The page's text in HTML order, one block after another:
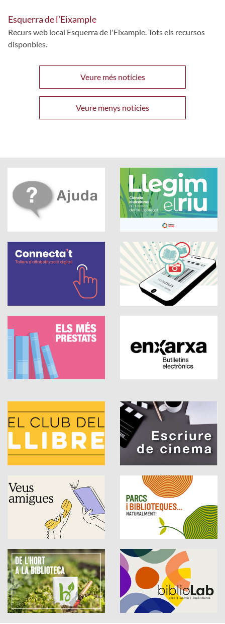
Esquerra de l'Eixample
Recurs web local Esquerra de l'Eixample. Tots els recursos
disponbles.
Veure més notícies
Veure menys notícies